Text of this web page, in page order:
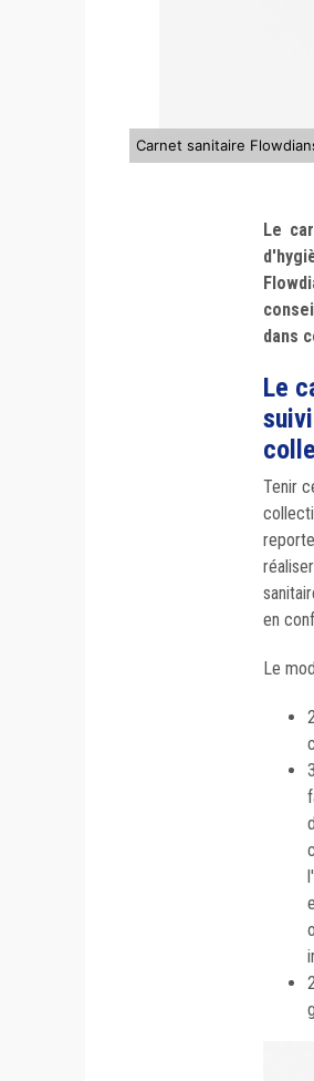
Carnet sanitaire
Le
dans
Le
Tenir
en
Le